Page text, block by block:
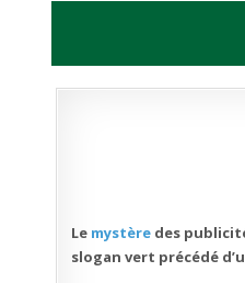
Le mystère des
slogan vert précédé